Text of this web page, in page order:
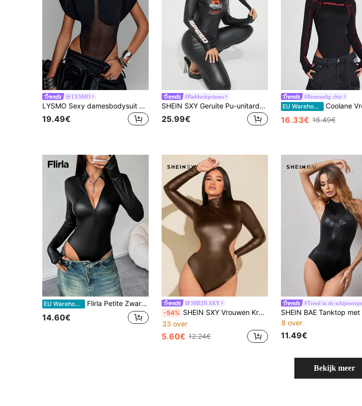
LYSMO
LYSMO Sexy damesbodysuit met knoopkraag, transparante mesh en patchwork
19.49€
#Paddockprinses
SHEIN SXY Geruite Pu-unitards voor dames met letterprint
25.99€
#Rommelig chic
EU Warehouse Coolane Vrouwen Contrast
16.33€ 16.49€
EU Warehouse Flirla Petite Zwarte bodysuit PU met V-hals, halve rits aan de voorkant en lange mouwen voor lange vrouwen, vintage casual streetwear voor feestjes en dagelijks gebruik, herfst/winter, petite vrouwen
14.60€
SHEIN SXY
-54% SHEIN SXY Vrouwen Kraag Cutout taille Body's
33 over
5.60€ 12.24€
#Treed in de
8 over
11.49€
Bekijk meer